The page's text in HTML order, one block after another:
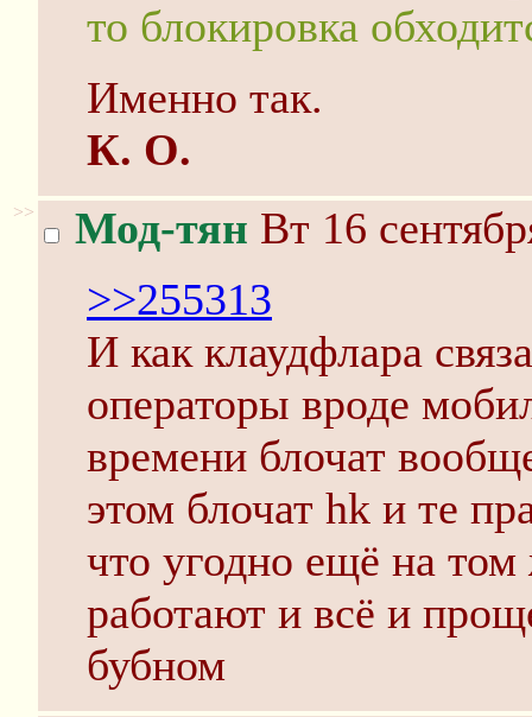
то блокировка
Именно так.
К. О.
>> Мод-тян Вт 16
>>255313
И как клаудфлара
операторы вроде
времени блочат
этом блочат hk и те
что угодно ещё на
работают и всё и
бубном